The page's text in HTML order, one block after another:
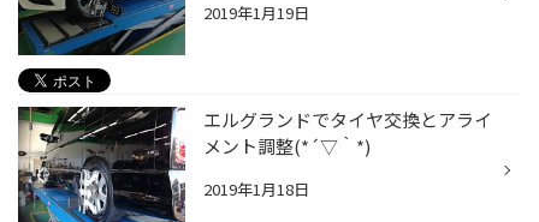
2019年1月19日
エルグランドでタイヤ交換とアライ
メント調整(*´▽｀*)
2019年1月18日